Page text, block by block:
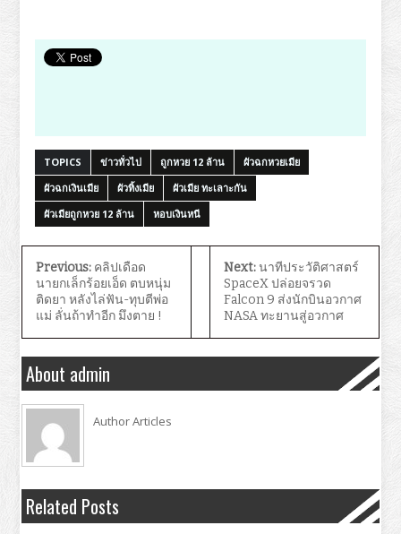
TOPICS ข่าวทั่วไป ถูกหวย 12 ล้าน
ผัวฉกหวยเมีย
ผัวฉกเงินเมีย
ผัวทิ้งเมีย
ผัวเมีย ทะเลาะกัน
ผัวเมียถูกหวย 12 ล้าน
หอบเงินหนี
Previous: คลิปเดือด
นายกเล็กร้อยเอ็ด ตบหนุ่ม
ติดยา หลังไล่ฟัน-ทุบตีพ่อ
แม่ ลั่นถ้าทำอีก มึงตาย !
Next:นาทีประวัติศาสตร์
SpaceX ปล่อยจรวด
Falcon 9 ส่งนักบินอวกาศ
NASA ทะยานสู่อวกาศ
About admin
Author Articles
Related Posts